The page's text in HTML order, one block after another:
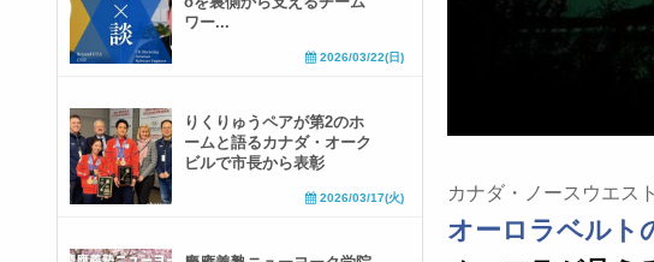
カナダ・ノースウエス
オーロラベルト
ワー...
2026/03/22(日)
りくりゅうペアが第2のホ
ームと語るカナダ・オーク
ビルで市長から表彰
2026/03/17(火)